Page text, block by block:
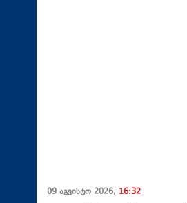
09 აგვისტო 2026, 16:32